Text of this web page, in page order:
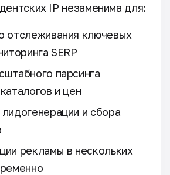
IP незаменима для:
отслеживания ключевых
SERP
парсинга
и цен
и сбора
рекламы в нескольких